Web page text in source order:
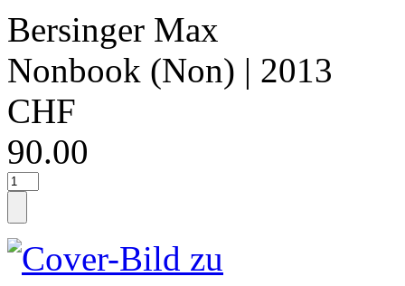
Bersinger Max
Nonbook (Non) | 2013
CHF
90.00